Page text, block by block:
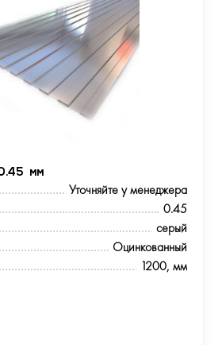
мм
Уточняйте у менеджера
0.45
серый
Оцинкованный
1200, мм